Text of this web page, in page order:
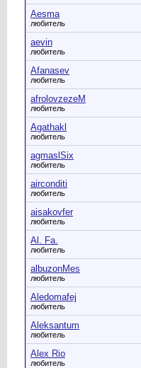
Aesma
любитель
aevin
любитель
Afanasev
любитель
afrolovzezeM
любитель
Agathakl
любитель
agmaslSix
любитель
airconditi
любитель
aisakovfer
любитель
Al. Fa.
любитель
albuzonMes
любитель
Aledomafej
любитель
Aleksantum
любитель
Alex Rio
любитель